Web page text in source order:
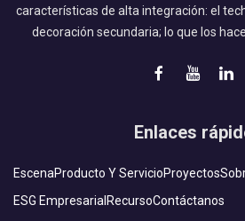
características de alta integración: el
decoración secundaria; lo que los
Enlaces
EscenaProducto Y ServicioProyectos
ESG Empresarial RecursoContáctanos